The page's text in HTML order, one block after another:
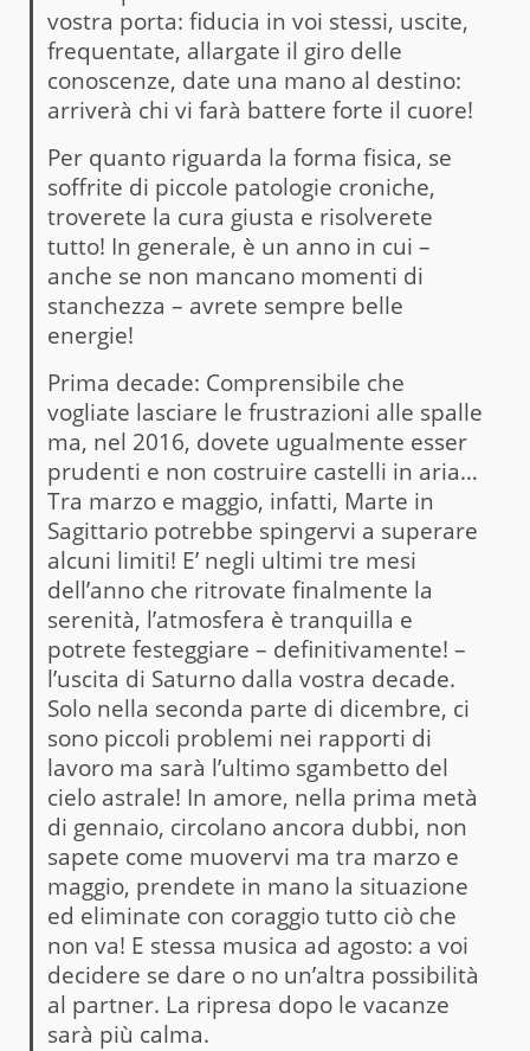
vostra porta: fiducia in voi stessi, uscite,
frequentate, allargate il giro delle
conoscenze, date una mano al destino:
arriverà chi vi farà battere forte il cuore!
Per quanto riguarda la forma fisica, se
soffrite di piccole patologie croniche,
troverete la cura giusta e risolverete
tutto! In generale, è un anno in cui –
anche se non mancano momenti di
stanchezza – avrete sempre belle
energie!
Prima decade: Comprensibile che
vogliate lasciare le frustrazioni alle spalle
ma, nel 2016, dovete ugualmente esser
prudenti e non costruire castelli in aria…
Tra marzo e maggio, infatti, Marte in
Sagittario potrebbe spingervi a superare
alcuni limiti! E’ negli ultimi tre mesi
dell’anno che ritrovate finalmente la
serenità, l’atmosfera è tranquilla e
potrete festeggiare – definitivamente! –
l’uscita di Saturno dalla vostra decade.
Solo nella seconda parte di dicembre, ci
sono piccoli problemi nei rapporti di
lavoro ma sarà l’ultimo sgambetto del
cielo astrale! In amore, nella prima metà
di gennaio, circolano ancora dubbi, non
sapete come muovervi ma tra marzo e
maggio, prendete in mano la situazione
ed eliminate con coraggio tutto ciò che
non va! E stessa musica ad agosto: a voi
decidere se dare o no un’altra possibilità
al partner. La ripresa dopo le vacanze
sarà più calma.